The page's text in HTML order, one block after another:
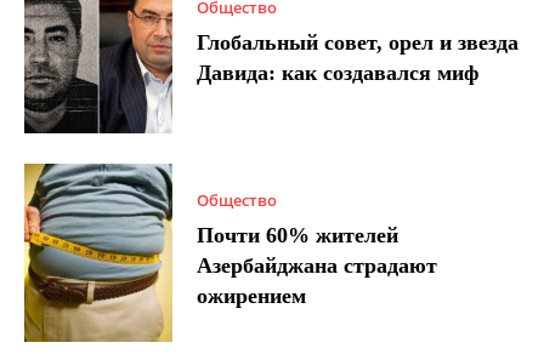
Общество
Глобальный совет, орел и звезда
Давида: как создавался миф
Общество
Почти 60% жителей
Азербайджана страдают
ожирением